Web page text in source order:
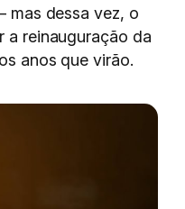
mas dessa vez, o
a reinauguração da
anos que virão.